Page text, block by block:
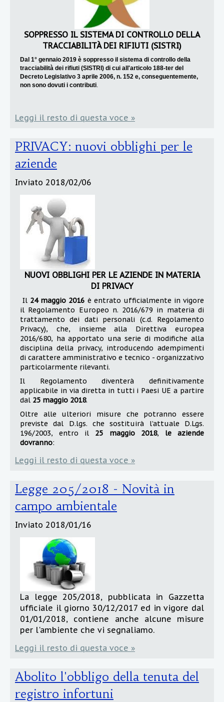
SOPPRESSO IL SISTEMA DI CONTROLLO DELLA
TRACCIABILITÀ DEI RIFIUTI (SISTRI)
Dal 1° gennaio 2019 è soppresso il sistema di controllo della
tracciabilità dei rifiuti (SISTRI) di cui all'articolo 188-ter del
Decreto Legislativo 3 aprile 2006, n. 152 e, conseguentemente,
non sono dovuti i contributi.
Leggi il resto di questa voce »
PRIVACY: nuovi obblighi per le
aziende
Inviato 2018/02/06
NUOVI OBBLIGHI PER LE AZIENDE IN MATERIA
DI PRIVACY
Il 24 maggio 2016 è entrato ufficialmente in vigore
il Regolamento Europeo n. 2016/679 in materia di
trattamento dei dati personali (c.d. Regolamento
Privacy), che, insieme alla Direttiva europea
2016/680, ha apportato una serie di modifiche alla
disciplina della privacy, introducendo adempimenti
di carattere amministrativo e tecnico - organizzativo
particolarmente rilevanti.
Il Regolamento diventerà definitivamente
applicabile in via diretta in tutti i Paesi UE a partire
dal 25 maggio 2018.
Oltre alle ulteriori misure che potranno essere
previste dal D.lgs. che sostituirà l’attuale D.Lgs.
196/2003, entro il 25 maggio 2018, le aziende
dovranno:
Leggi il resto di questa voce »
Legge 205/2018 - Novità in
campo ambientale
Inviato 2018/01/16
La legge 205/2018, pubblicata in Gazzetta
ufficiale il giorno 30/12/2017 ed in vigore dal
01/01/2018, contiene anche alcune misure
per l'ambiente che vi segnaliamo.
Leggi il resto di questa voce »
Abolito l'obbligo della tenuta del
registro infortuni